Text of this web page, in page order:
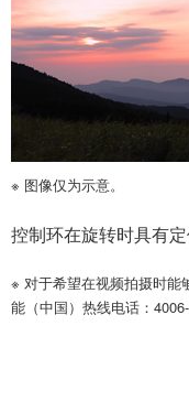
※ 图像仅为示意。
控制环在旋转时具有
※ 对于希望在视频拍摄时能
能（中国）热线电话：4006-